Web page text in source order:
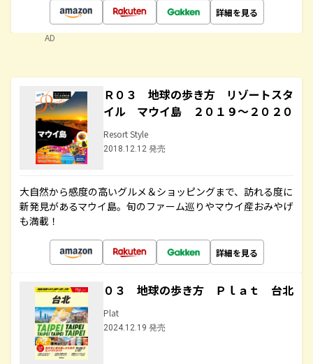
詳細を見る
AD
Ｒ０３ 地球の歩き方 リゾートスタ
イル マウイ島 ２０１９～２０２０
Resort Style
2018.12.12 発売
大自然から感度の高いグルメ＆ショッピングまで、訪れる度に
新発見があるマウイ島。旬のファーム巡りやマウイ産おみやげ
も満載！
詳細を見る
０３ 地球の歩き方 Ｐｌａｔ 台北
Plat
2024.12.19 発売